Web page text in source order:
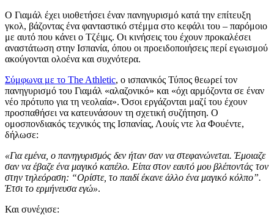
Ο Γιαμάλ έχει υιοθετήσει έναν πανηγυρισμό κατά την επίτευξη
γκολ, βάζοντας ένα φανταστικό στέμμα στο κεφάλι του – παρόμοιο
με αυτό που κάνει ο Τζέιμς. Οι κινήσεις του έχουν προκαλέσει
αναστάτωση στην Ισπανία, όπου οι προειδοποιήσεις περί εγωισμού
ακούγονται ολοένα και συχνότερα.
Σύμφωνα με το The Athletic, ο ισπανικός Τύπος θεωρεί τον
πανηγυρισμό του Γιαμάλ «αλαζονικό» και «όχι αρμόζοντα σε έναν
νέο πρότυπο για τη νεολαία». Όσοι εργάζονται μαζί του έχουν
προσπαθήσει να κατευνάσουν τη σχετική συζήτηση. Ο
ομοσπονδιακός τεχνικός της Ισπανίας, Λουίς ντε λα Φουέντε,
δήλωσε:
«Για εμένα, ο πανηγυρισμός δεν ήταν σαν να στεφανώνεται. Έμοιαζε
σαν να έβαζε ένα μαγικό καπέλο. Είπα στον εαυτό μου βλέποντάς τον
στην τηλεόραση: “Ορίστε, το παιδί έκανε άλλο ένα μαγικό κόλπο”.
Έτσι το ερμήνευσα εγώ».
Και συνέχισε: